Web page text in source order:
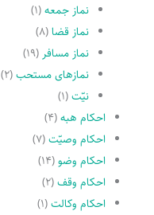
نماز جمعه(۱)
نماز قضا(۸)
نماز مسافر (۱۹)
نمازهاى مستحب(۲)
نیّت(۱)
احکام هبه(۴)
احکام وصیّت(۷)
احکام وضو(۱۴)
احکام وقف(۲)
احکام وکالت(۱)